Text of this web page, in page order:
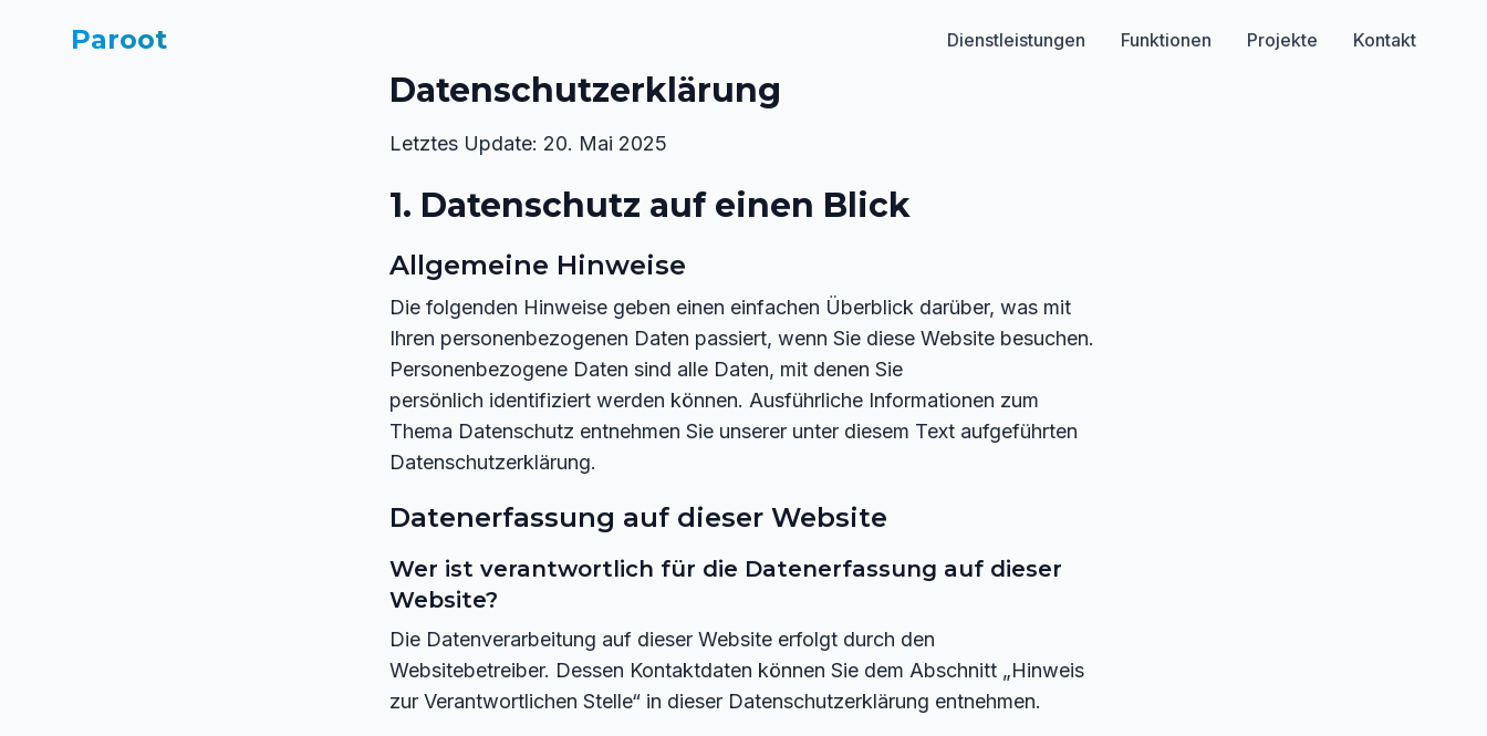
Paroot Dienstleistungen Funktionen Projekte Kontakt
Datenschutzerklärung
Letztes Update: 20. Mai 2025
1. Datenschutz auf einen Blick
Allgemeine Hinweise
Die folgenden Hinweise geben einen einfachen Überblick darüber, was mit
Ihren personenbezogenen Daten passiert, wenn Sie diese Website besuchen.
Personenbezogene Daten sind alle Daten, mit denen Sie
persönlich identifiziert werden können. Ausführliche Informationen zum
Thema Datenschutz entnehmen Sie unserer unter diesem Text aufgeführten
Datenschutzerklärung.
Datenerfassung auf dieser Website
Wer ist verantwortlich für die Datenerfassung auf dieser
Website?
Die Datenverarbeitung auf dieser Website erfolgt durch den
Websitebetreiber. Dessen Kontaktdaten können Sie dem Abschnitt „Hinweis
zur Verantwortlichen Stelle“ in dieser Datenschutzerklärung entnehmen.